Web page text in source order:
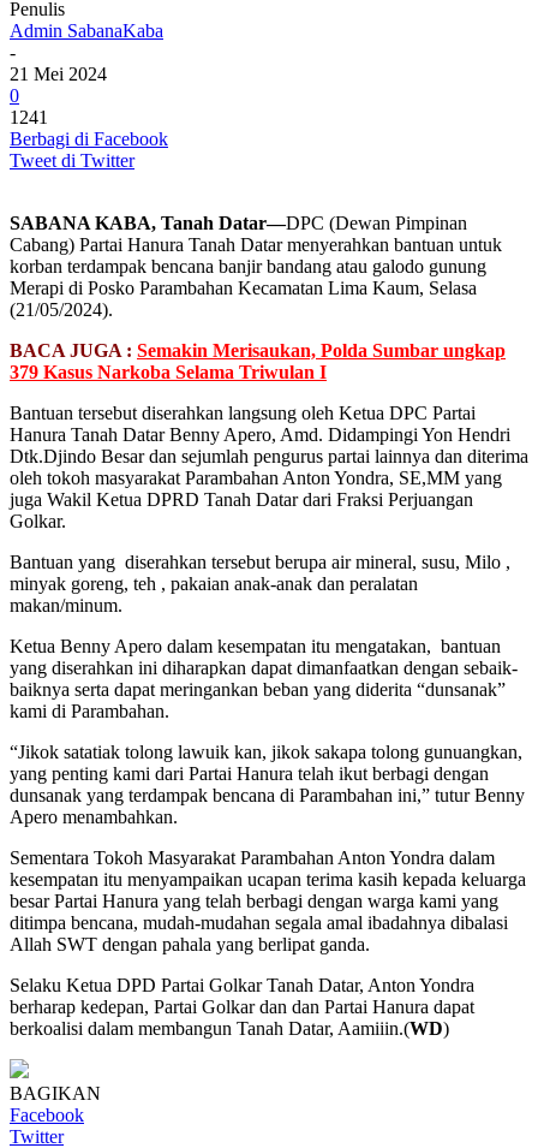
Penulis
Admin SabanaKaba
-
21 Mei 2024
0
1241
Berbagi di Facebook
Tweet di Twitter
SABANA KABA, Tanah Datar—DPC (Dewan Pimpinan
Cabang) Partai Hanura Tanah Datar menyerahkan bantuan untuk
korban terdampak bencana banjir bandang atau galodo gunung
Merapi di Posko Parambahan Kecamatan Lima Kaum, Selasa
(21/05/2024).
BACA JUGA : Semakin Merisaukan, Polda Sumbar ungkap
379 Kasus Narkoba Selama Triwulan I
Bantuan tersebut diserahkan langsung oleh Ketua DPC Partai
Hanura Tanah Datar Benny Apero, Amd. Didampingi Yon Hendri
Dtk.Djindo Besar dan sejumlah pengurus partai lainnya dan diterima
oleh tokoh masyarakat Parambahan Anton Yondra, SE,MM yang
juga Wakil Ketua DPRD Tanah Datar dari Fraksi Perjuangan
Golkar.
Bantuan yang diserahkan tersebut berupa air mineral, susu, Milo ,
minyak goreng, teh , pakaian anak-anak dan peralatan
makan/minum.
Ketua Benny Apero dalam kesempatan itu mengatakan, bantuan
yang diserahkan ini diharapkan dapat dimanfaatkan dengan sebaik-
baiknya serta dapat meringankan beban yang diderita “dunsanak”
kami di Parambahan.
“Jikok satatiak tolong lawuik kan, jikok sakapa tolong gunuangkan,
yang penting kami dari Partai Hanura telah ikut berbagi dengan
dunsanak yang terdampak bencana di Parambahan ini,” tutur Benny
Apero menambahkan.
Sementara Tokoh Masyarakat Parambahan Anton Yondra dalam
kesempatan itu menyampaikan ucapan terima kasih kepada keluarga
besar Partai Hanura yang telah berbagi dengan warga kami yang
ditimpa bencana, mudah-mudahan segala amal ibadahnya dibalasi
Allah SWT dengan pahala yang berlipat ganda.
Selaku Ketua DPD Partai Golkar Tanah Datar, Anton Yondra
berharap kedepan, Partai Golkar dan dan Partai Hanura dapat
berkoalisi dalam membangun Tanah Datar, Aamiiin.(WD)
BAGIKAN
Facebook
Twitter